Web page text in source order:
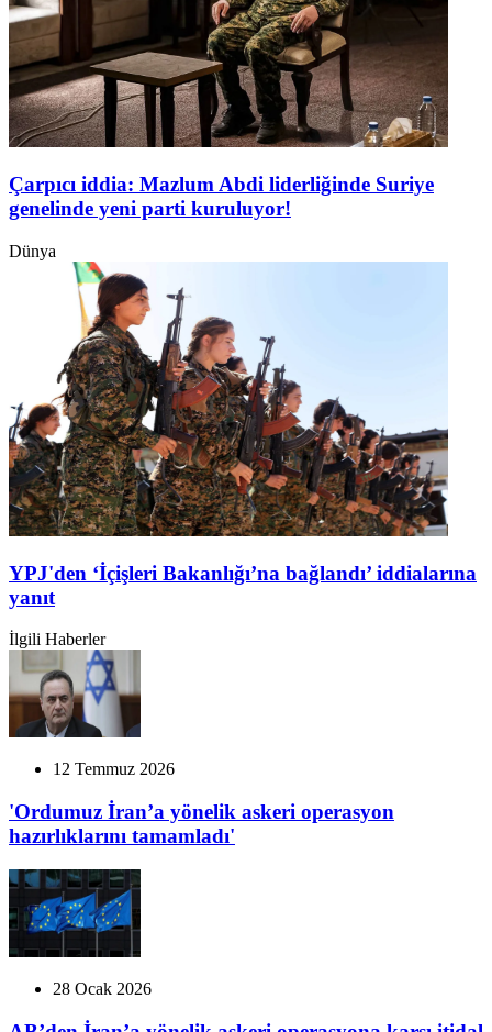
Çarpıcı iddia: Mazlum Abdi liderliğinde Suriye
genelinde yeni parti kuruluyor!
Dünya
YPJ'den ‘İçişleri Bakanlığı’na bağlandı’ iddialarına
yanıt
İlgili Haberler
12 Temmuz 2026
'Ordumuz İran’a yönelik askeri operasyon
hazırlıklarını tamamladı'
28 Ocak 2026